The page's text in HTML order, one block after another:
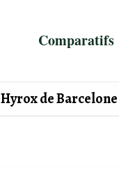
Comparatifs
Hyrox de